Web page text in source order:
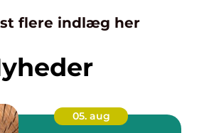
flere indlæg her
05. aug